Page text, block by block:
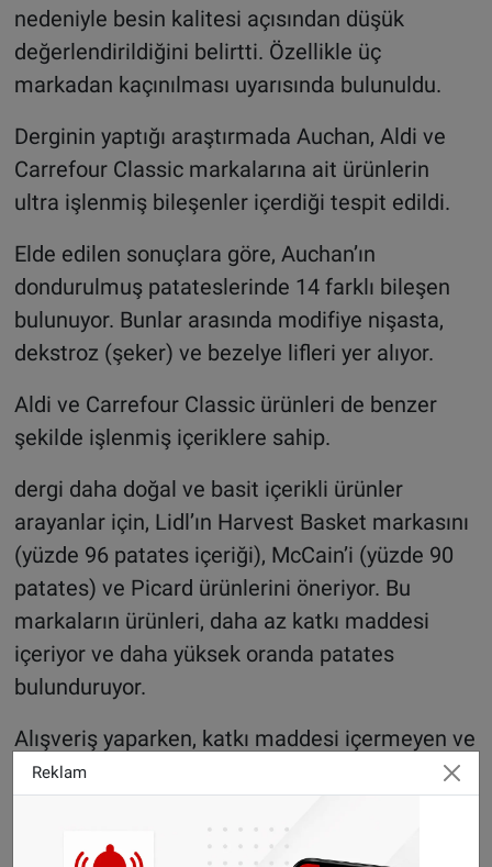
nedeniyle besin kalitesi açısından düşük
değerlendirildiğini belirtti. Özellikle üç
markadan kaçınılması uyarısında bulunuldu.
Derginin yaptığı araştırmada Auchan, Aldi ve
Carrefour Classic markalarına ait ürünlerin
ultra işlenmiş bileşenler içerdiği tespit edildi.
Elde edilen sonuçlara göre, Auchan’ın
dondurulmuş patateslerinde 14 farklı bileşen
bulunuyor. Bunlar arasında modifiye nişasta,
dekstroz (şeker) ve bezelye lifleri yer alıyor.
Aldi ve Carrefour Classic ürünleri de benzer
şekilde işlenmiş içeriklere sahip.
dergi daha doğal ve basit içerikli ürünler
arayanlar için, Lidl’ın Harvest Basket markasını
(yüzde 96 patates içeriği), McCain’i (yüzde 90
patates) ve Picard ürünlerini öneriyor. Bu
markaların ürünleri, daha az katkı maddesi
içeriyor ve daha yüksek oranda patates
bulunduruyor.
Alışveriş yaparken, katkı maddesi içermeyen ve
yüksek oranda patates içeren markaları tercih
etmek, hem kısa hem de uzun vadede
sağlığınızı korumanıza yardımcı olabilir.
Reklam